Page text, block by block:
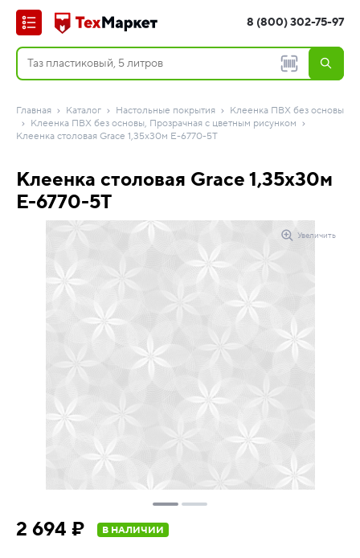
8 (800) 302-75-97
Главная Каталог Настольные покрытия
Клеенка ПВХ без основы
Клеенка ПВХ без основы, Прозрачная с цветным рисунком
Клеенка столовая Grace 1,35х30м E-6770-5T
Клеенка столовая Grace 1,35х30м
E-6770-5T
Увеличить
2 694 ₽ В НАЛИЧИИ